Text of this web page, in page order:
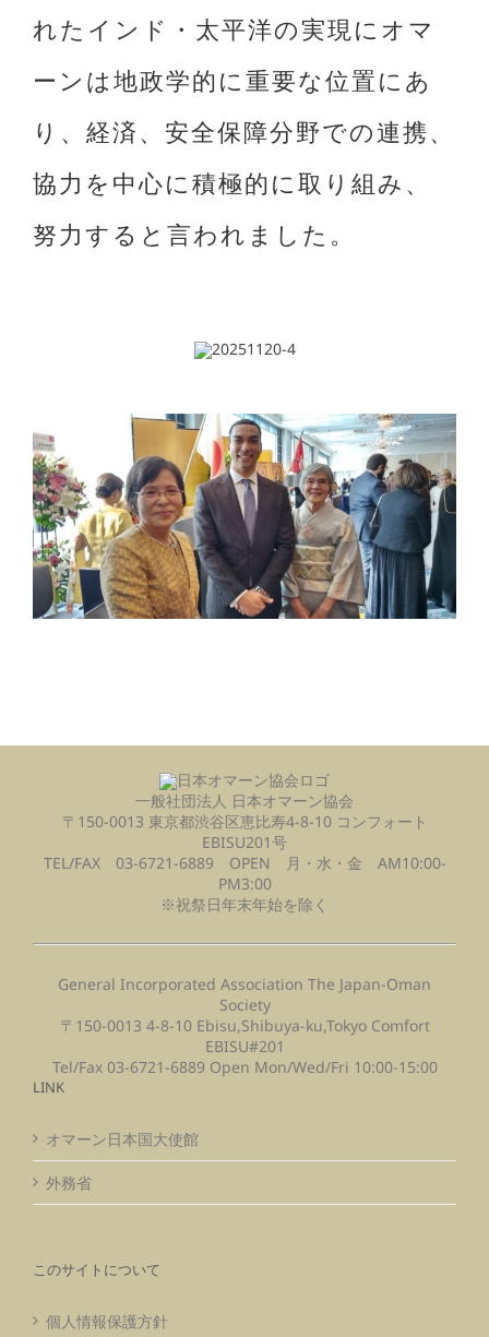
れたインド・太平洋の実現にオマ
ーンは地政学的に重要な位置にあ
り、経済、安全保障分野での連携、
協力を中心に積極的に取り組み、
努力すると言われました。
一般社団法人 日本オマーン協会
〒150-0013 東京都渋谷区恵比寿4-8-10 コンフォート
EBISU201号
TEL/FAX 03-6721-6889 OPEN 月・水・金 AM10:00-
PM3:00
※祝祭日年末年始を除く
General Incorporated Association The Japan-Oman
Society
〒150-0013 4-8-10 Ebisu,Shibuya-ku,Tokyo Comfort
EBISU#201
Tel/Fax 03-6721-6889 Open Mon/Wed/Fri 10:00-15:00
LINK
オマーン日本国大使館
外務省
このサイトについて
個人情報保護方針